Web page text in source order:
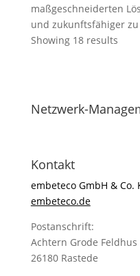
maßgeschneiderten
und zukunftsfähiger
Showing 18 results
Netzwerk-
Kontakt
embeteco GmbH & Co.
embeteco.de
Postanschrift:
Achtern Grode Feldhus
26180 Rastede